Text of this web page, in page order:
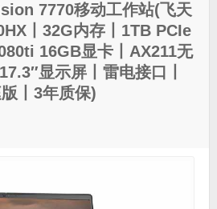
7770移动工作站(飞天
丨32G内存丨1TB PCIe
16GB显卡丨AX211无
显示屏丨雷电接口丨
丨3年质保)